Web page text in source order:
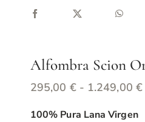
Alfombra Scion
295,00 € - 1.249,00 €
100% Pura Lana Virgen